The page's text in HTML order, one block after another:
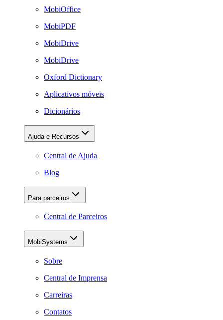
MobiOffice
MobiPDF
MobiDrive
MobiDrive
Oxford Dictionary
Aplicativos móveis
Dicionários
Ajuda e Recursos
Central de Ajuda
Blog
Para parceiros
Central de Parceiros
MobiSystems
Sobre
Central de Imprensa
Carreiras
Contatos